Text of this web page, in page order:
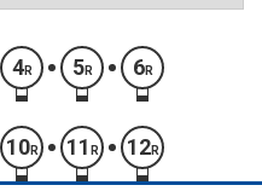
4R 5R 6R
10R 11 R 12R